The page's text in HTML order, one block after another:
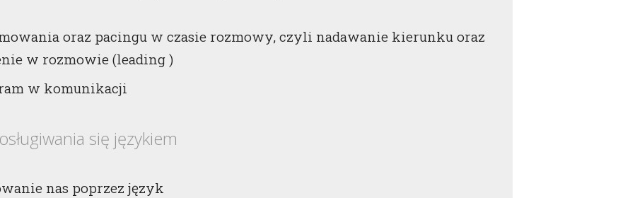
oraz pacingu w czasie rozmowy, czyli nadawanie kierunku oraz
w rozmowie (leading )
w komunikacji
się językiem
nas poprzez język